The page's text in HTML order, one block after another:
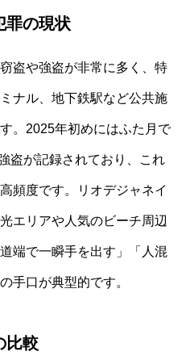
罪の現状
盗や強盗が非常に多く、特
ナル、地下鉄駅など公共施
。2025年初めにはふた月で
盗が記録されており、これ
頻度です。リオデジャネイ
エリアや人気のビーチ周辺
端で一瞬手を出す」「人混
手口が典型的です。
比較